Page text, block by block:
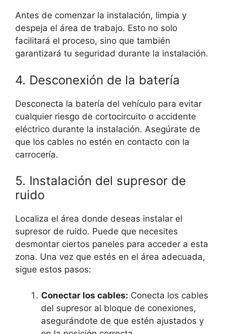
Antes de comenzar la instalación, limpia y
despeja el área de trabajo. Esto no solo
facilitará el proceso, sino que también
garantizará tu seguridad durante la instalación.
4. Desconexión de la batería
Desconecta la batería del vehículo para evitar
cualquier riesgo de cortocircuito o accidente
eléctrico durante la instalación. Asegúrate de
que los cables no estén en contacto con la
carrocería.
5. Instalación del supresor de
ruido
Localiza el área donde deseas instalar el
supresor de ruido. Puede que necesites
desmontar ciertos paneles para acceder a esta
zona. Una vez que estés en el área adecuada,
sigue estos pasos:
Conectar los cables: Conecta los cables
del supresor al bloque de conexiones,
asegurándote de que estén ajustados y